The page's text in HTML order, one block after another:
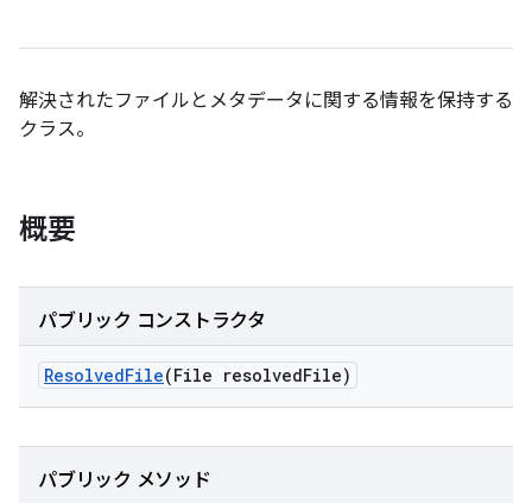
解決されたファイルとメタデータに関する情報を保持する
クラス。
概要
パブリック コンストラクタ
ResolvedFile(File resolvedFile)
パブリック メソッド